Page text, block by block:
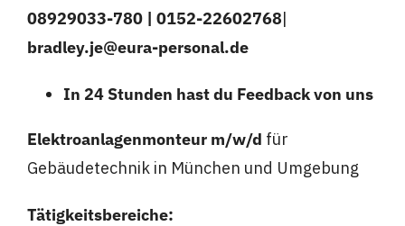
08929033-780 | 0152-22602768|
bradley.je@eura-personal.de
In 24 Stunden hast du Feedback von uns
Elektroanlagenmonteur m/w/d für
Gebäudetechnik in München und Umgebung
Tätigkeitsbereiche: